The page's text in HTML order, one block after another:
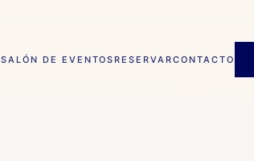
SALÓN DE EVENTOSRESERVARCONTACTO